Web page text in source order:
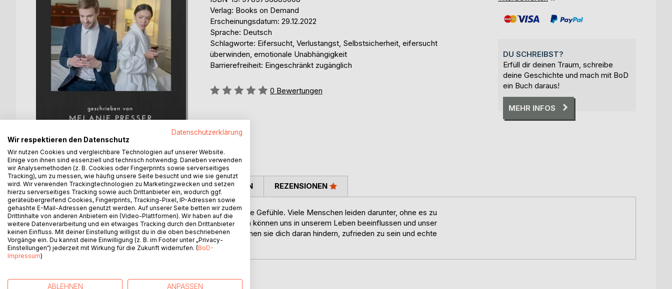
Verlag: Books on Demand
Erscheinungsdatum: 29.12.2022
Sprache: Deutsch
Schlagworte: Eifersucht, Verlustangst, Selbstsicherheit, eifersucht
überwinden, emotionale Unabhängigkeit
Barrierefreiheit: Eingeschränkt zugänglich
Bewertung::
0 Bewertungen
DU SCHREIBST?
Erfüll dir deinen Traum, schreibe
deine Geschichte und mach mit BoD
ein Buch daraus!
MEHR INFOS
BESCHREIBUNG
Eifersucht und Verlustangst sind zwei häufig vorkommende Gefühle. Viele Menschen leiden darunter, ohne es zu
wissen oder zuzugeben. Doch diese negativen Emotionen können uns in unserem Leben beeinflussen und unser
Glück sabotieren. Wenn sie jedoch überhandnehmen, können sie dich daran hindern, zufrieden zu sein und echte
emotionale Unabhängigkeit zu erreichen.
AUTOR/IN PRESSESTIMMEN REZENSIONEN
Datenschutzerklärung
Wir respektieren den Datenschutz
Wir nutzen Cookies und vergleichbare Technologien auf unserer Website.
Einige von ihnen sind essenziell und technisch notwendig. Daneben verwenden
wir Analysemethoden (z. B. Cookies oder Fingerprints sowie serverseitiges
Tracking), um zu messen, wie häufig unsere Seite besucht und wie sie genutzt
wird. Wir verwenden Trackingtechnologien zu Marketingzwecken und setzen
hierzu serverseitiges Tracking sowie auch Drittanbieter ein, wodurch ggf.
geräteübergreifend Cookies, Fingerprints, Tracking-Pixel, IP-Adressen sowie
gehashte E-Mail-Adressen genutzt werden. Auf unserer Seite betten wir zudem
Drittinhalte von anderen Anbietern ein (Video-Plattformen). Wir haben auf die
weitere Datenverarbeitung und ein etwaiges Tracking durch den Drittanbieter
keinen Einfluss. Mit deiner Einstellung willigst du in die oben beschriebenen
Vorgänge ein. Du kannst deine Einwilligung (z. B. im Footer unter „Privacy-
Einstellungen“) jederzeit mit Wirkung für die Zukunft widerrufen. (BoD-
Impressum)
ABLEHNEN ANPASSEN